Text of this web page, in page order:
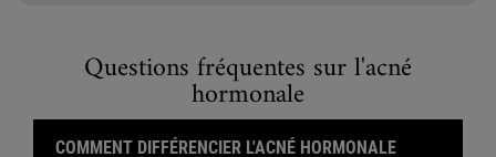
Questions fréquentes sur l'acné
hormonale
COMMENT DIFFÉRENCIER L'ACNÉ HORMONALE